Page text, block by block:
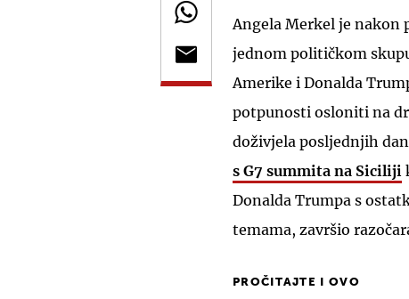
Angela Merkel je nakon
jednom političkom
Amerike i Donalda
potpunosti osloniti na
doživjela posljednjih
s G7 summita na Siciliji
Donalda Trumpa s
temama, završio
PROČITAJTE I OVO